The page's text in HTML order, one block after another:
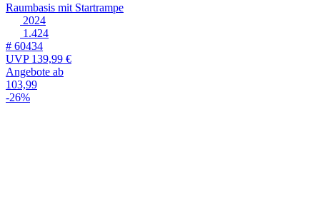
Raumbasis mit Startrampe
2024
1.424
# 60434
UVP139,99 €
Angebote ab
103,99
-26%